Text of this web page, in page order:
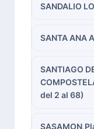
SANDALIO
SANTA ANA
SANTIAGO
del 2 al 68)